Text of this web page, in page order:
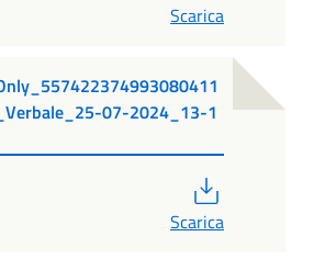
Scarica
07-2024_13-1
Scarica